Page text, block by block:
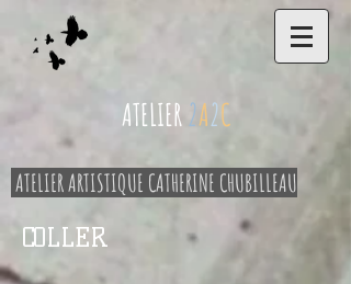
ATELIER2A2C
ATELIER ARTISTIQUE CATHERINE CHUBILLEAU
COLLER